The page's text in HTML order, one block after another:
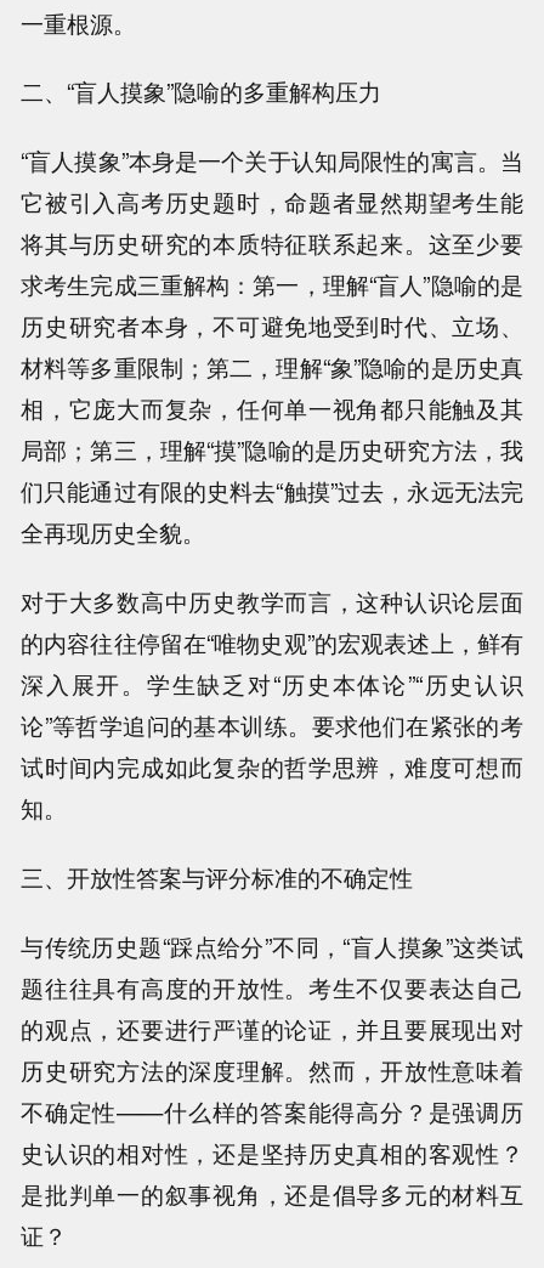
一重根源。
二、“盲人摸象”隐喻的多重解构压力
“盲人摸象”本身是一个关于认知局限性的寓言。当
它被引入高考历史题时，命题者显然期望考生能
将其与历史研究的本质特征联系起来。这至少要
求考生完成三重解构：第一，理解“盲人”隐喻的是
历史研究者本身，不可避免地受到时代、立场、
材料等多重限制；第二，理解“象”隐喻的是历史真
相，它庞大而复杂，任何单一视角都只能触及其
局部；第三，理解“摸”隐喻的是历史研究方法，我
们只能通过有限的史料去“触摸”过去，永远无法完
全再现历史全貌。
对于大多数高中历史教学而言，这种认识论层面
的内容往往停留在“唯物史观”的宏观表述上，鲜有
深入展开。学生缺乏对“历史本体论”“历史认识
论”等哲学追问的基本训练。要求他们在紧张的考
试时间内完成如此复杂的哲学思辨，难度可想而
知。
三、开放性答案与评分标准的不确定性
与传统历史题“踩点给分”不同，“盲人摸象”这类试
题往往具有高度的开放性。考生不仅要表达自己
的观点，还要进行严谨的论证，并且要展现出对
历史研究方法的深度理解。然而，开放性意味着
不确定性——什么样的答案能得高分？是强调历
史认识的相对性，还是坚持历史真相的客观性？
是批判单一的叙事视角，还是倡导多元的材料互
证？